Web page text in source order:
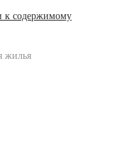
к содержимому
жилья